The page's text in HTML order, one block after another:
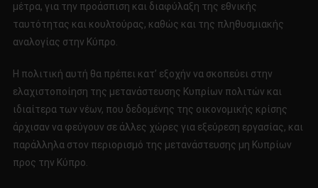
μέτρα, για την προάσπιση και διαφύλαξη της εθνικής
ταυτότητας και κουλτούρας, καθώς και της πληθυσμιακής
αναλογίας στην Κύπρο.
Η πολιτική αυτή θα πρέπει κατ’ εξοχήν να σκοπεύει στην
ελαχιστοποίηση της μετανάστευσης Κυπρίων πολιτών και
ιδιαίτερα των νέων, που δεδομένης της οικονομικής κρίσης
άρχισαν να φεύγουν σε άλλες χώρες για εξεύρεση εργασίας, και
παράλληλα στον περιορισμό της μετανάστευσης μη Κυπρίων
προς την Κύπρο.